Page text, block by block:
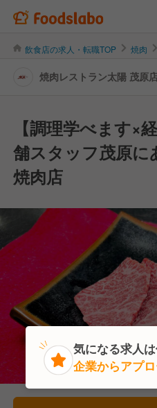
飲食店の求人・転職TOP 焼肉
焼肉レストラン太陽 茂原
【調理学べます×
舗スタッフ茂原に
焼肉店
気になる求人は
企業からアプ